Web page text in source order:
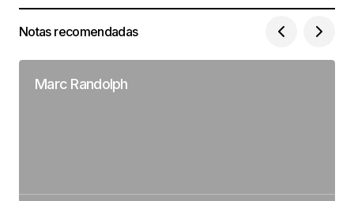
Notas recomendadas
Marc Randolph